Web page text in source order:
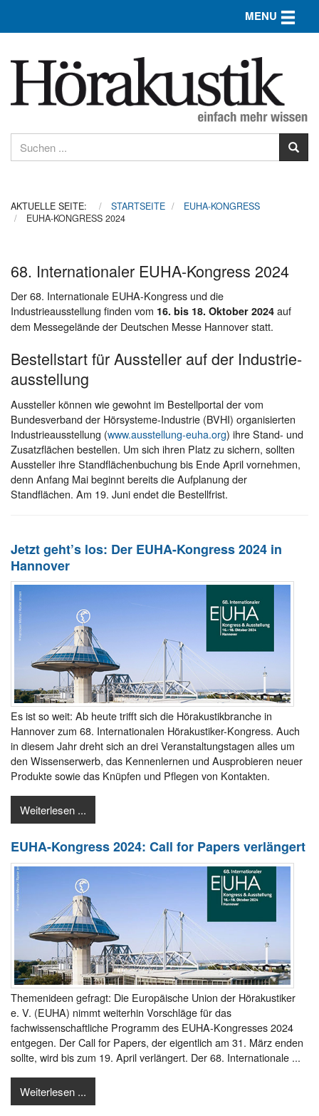
MENU Toggle
AKTUELLE SEITE: STARTSEITE
EUHA-KONGRESS
EUHA-KONGRESS 2024
68. Internationaler EUHA-Kongress 2024
Der 68. Internationale EUHA-Kongress und die
Industrieausstellung finden vom 16. bis 18. Oktober 2024 auf
dem Messegelände der Deutschen Messe Hannover statt.
Bestell­start für Aussteller auf der Indus­trie­
aus­stellung
Aussteller können wie gewohnt im Bestellportal der vom
Bundesverband der Hörsysteme-Industrie (BVHI) organisierten
Industrieausstellung (www.ausstellung-euha.org) ihre Stand- und
Zusatzflächen bestellen. Um sich ihren Platz zu sichern, sollten
Aussteller ihre Standflächenbuchung bis Ende April vornehmen,
denn Anfang Mai beginnt bereits die Aufplanung der
Standflächen. Am 19. Juni endet die Bestellfrist.
Jetzt geht’s los: Der EUHA-Kongress 2024 in
Hannover
Es ist so weit: Ab heute trifft sich die Hörakustikbranche in
Hannover zum 68. Internationalen Hörakustiker-Kongress. Auch
in diesem Jahr dreht sich an drei Veranstaltungstagen alles um
den Wissenserwerb, das Kennenlernen und Ausprobieren neuer
Produkte sowie das Knüpfen und Pflegen von Kontakten.
Weiterlesen ...
EUHA-Kongress 2024: Call for Papers verlängert
Themenideen gefragt: Die Europäische Union der Hörakustiker
e. V. (EUHA) nimmt weiterhin Vorschläge für das
fachwissenschaftliche Programm des EUHA-Kongresses 2024
entgegen. Der Call for Papers, der eigentlich am 31. März enden
sollte, wird bis zum 19. April verlängert. Der 68. Internationale ...
Weiterlesen ...